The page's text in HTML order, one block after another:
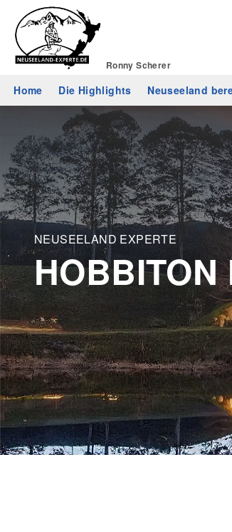
Ronny Scherer
Home Die Highlights Neuseeland
NEUSEELAND EXPERTE
HOBBITON